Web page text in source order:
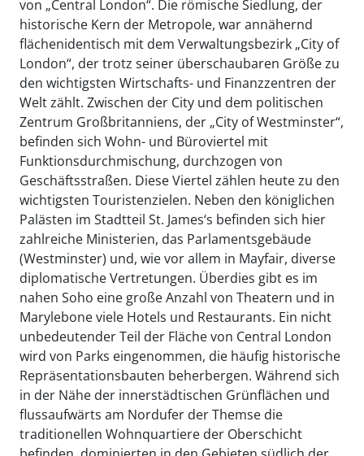
von „Central London“. Die römische Siedlung, der
historische Kern der Metropole, war annähernd
flächenidentisch mit dem Verwaltungsbezirk „City of
London“, der trotz seiner überschaubaren Größe zu
den wichtigsten Wirtschafts- und Finanzzentren der
Welt zählt. Zwischen der City und dem politischen
Zentrum Großbritanniens, der „City of Westminster“,
befinden sich Wohn- und Büroviertel mit
Funktionsdurchmischung, durchzogen von
Geschäftsstraßen. Diese Viertel zählen heute zu den
wichtigsten Touristenzielen. Neben den königlichen
Palästen im Stadtteil St. James‘s befinden sich hier
zahlreiche Ministerien, das Parlamentsgebäude
(Westminster) und, wie vor allem in Mayfair, diverse
diplomatische Vertretungen. Überdies gibt es im
nahen Soho eine große Anzahl von Theatern und in
Marylebone viele Hotels und Restaurants. Ein nicht
unbedeutender Teil der Fläche von Central London
wird von Parks eingenommen, die häufig historische
Repräsentationsbauten beherbergen. Während sich
in der Nähe der innerstädtischen Grünflächen und
flussaufwärts am Nordufer der Themse die
traditionellen Wohnquartiere der Oberschicht